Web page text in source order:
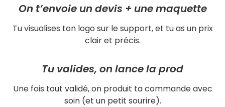
On t’envoie un devis + une maquette
Tu visualises ton logo sur le support, et tu as un prix
clair et précis.
Tu valides, on lance la prod
Une fois tout validé, on produit ta commande avec
soin (et un petit sourire).